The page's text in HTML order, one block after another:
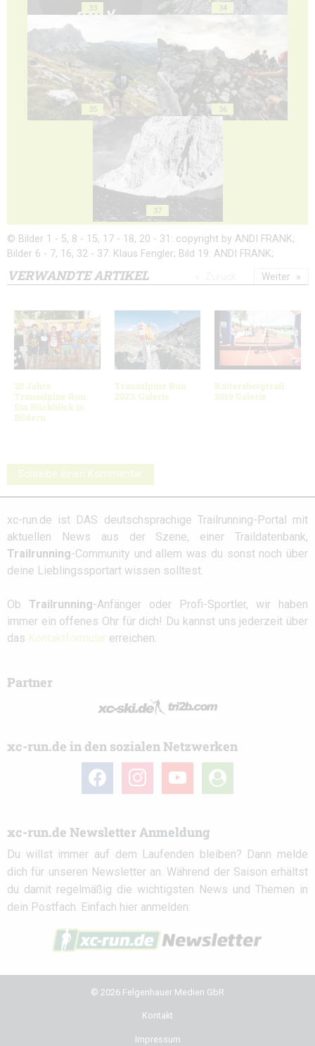
33 34
35 36
37
© Bilder 1 - 5, 8 - 15, 17 - 18, 20 - 31: copyright by ANDI FRANK;
Bilder 6 - 7, 16, 32 - 37: Klaus Fengler; Bild 19: ANDI FRANK;
VERWANDTE ARTIKEL
20 Jahre
Transalpine Run:
Ein Rückblick in
Bildern
Transalpine Run
2023: Galerie
Kaitersbergtrail
2019 Galerie
Weiter
Schreibe einen Kommentar
xc-run.de ist DAS deutschsprachige Trailrunning-Portal mit
aktuellen News aus der Szene, einer Traildatenbank,
Trailrunning-Community und allem was du sonst noch über
deine Lieblingssportart wissen solltest.
Ob Trailrunning-Anfänger oder Profi-Sportler, wir haben
immer ein offenes Ohr für dich! Du kannst uns jederzeit über
das Kontaktformular erreichen.
Partner
xc-run.de in den sozialen Netzwerken
facebook instagramyoutube
user-
circle
xc-run.de Newsletter Anmeldung
Du willst immer auf dem Laufenden bleiben? Dann melde
dich für unseren Newsletter an. Während der Saison erhältst
du damit regelmäßig die wichtigsten News und Themen in
dein Postfach. Einfach hier anmelden:
© 2026 Felgenhauer Medien GbR
Kontakt
Impressum